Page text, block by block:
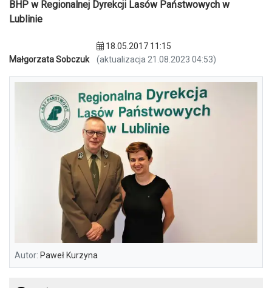
BHP w Regionalnej Dyrekcji Lasów Państwowych w
Lublinie
Małgorzata Sobczuk
18.05.2017 11:15
(aktualizacja 21.08.2023 04:53)
Autor: Paweł Kurzyna